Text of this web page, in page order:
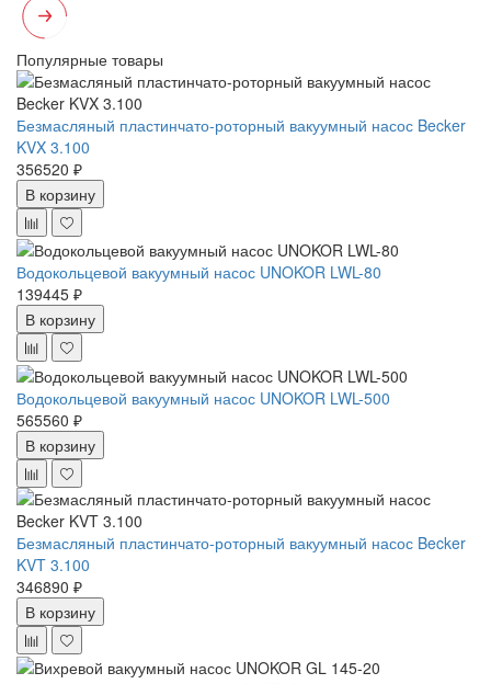
Популярные товары
Безмасляный пластинчато-роторный вакуумный насос Becker
KVX 3.100
356520 ₽
В корзину
Водокольцевой вакуумный насос UNOKOR LWL-80
139445 ₽
В корзину
Водокольцевой вакуумный насос UNOKOR LWL-500
565560 ₽
В корзину
Безмасляный пластинчато-роторный вакуумный насос Becker
KVT 3.100
346890 ₽
В корзину